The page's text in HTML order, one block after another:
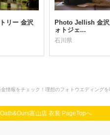
リー 金沢
Photo Jellish 金
ォトジェ...
石川県
情報をチェック！理想のフォトウエディング
富山店 衣装 PageTopへ